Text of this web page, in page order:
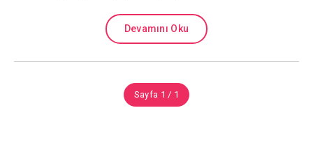
Devamını Oku
Sayfa 1 / 1